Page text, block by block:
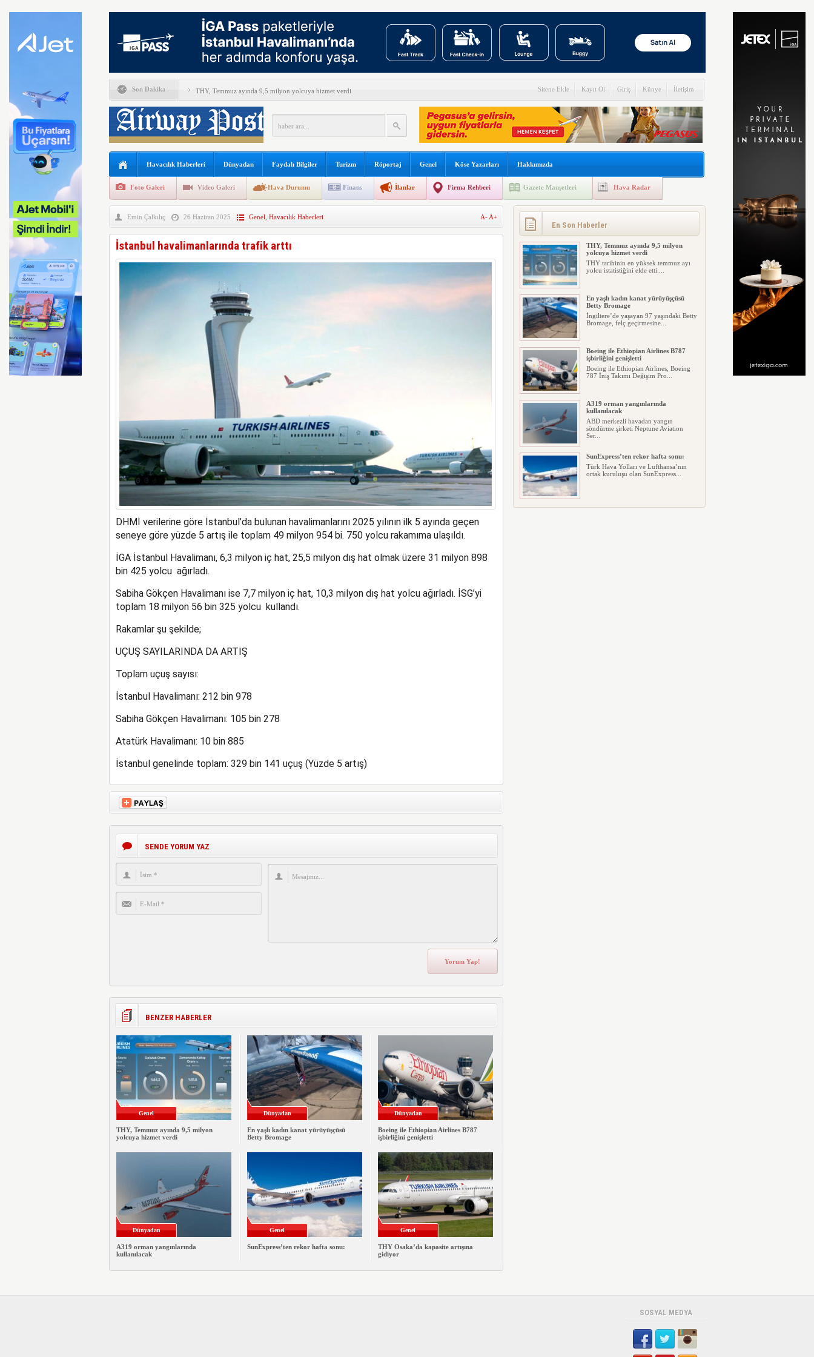
Son Dakika THY, Temmuz ayında 9,5 milyon yolcuya hizmet verdi
En yaşlı kadın kanat yürüyüşçüsü Betty Bromage
Boeing ile Ethiopian Airlines B787 işbirliğini genişletti
A319 orman yangınlarında kullanılacak
SunExpress’ten rekor hafta sonu:
Lufthansa bazı B777X uçaklarını teslim almayacağını açıkladı
İsveç’te drone hayat kurtardı
Ryanair kış sezonunda Fas’ta rekor kapasite artıracak
Sitene Ekle Kayıt Ol Giriş Künye İletişim
Havacılık Haberleri Dünyadan Faydalı Bilgiler Turizm Röportaj Genel Köse Yazarları Hakkımızda
Foto Galeri Video Galeri Hava Durumu Finans İlanlar Firma Rehberi Gazete Manşetleri Hava Radar
Emin Çalkılıç 26 Haziran 2025 Genel Havacılık Haberleri A- A+
İstanbul havalimanlarında trafik arttı
DHMİ verilerine göre İstanbul’da bulunan havalimanlarını 2025 yılının ilk 5 ayında geçen
seneye göre yüzde 5 artış ile toplam 49 milyon 954 bi. 750 yolcu rakamıma ulaşıldı.
İGA İstanbul Havalimanı, 6,3 milyon iç hat, 25,5 milyon dış hat olmak üzere 31 milyon 898
bin 425 yolcu ağırladı.
Sabiha Gökçen Havalimanı ise 7,7 milyon iç hat, 10,3 milyon dış hat yolcu ağırladı. İSG’yi
toplam 18 milyon 56 bin 325 yolcu kullandı.
Rakamlar şu şekilde;
UÇUŞ SAYILARINDA DA ARTIŞ
Toplam uçuş sayısı:
İstanbul Havalimanı: 212 bin 978
Sabiha Gökçen Havalimanı: 105 bin 278
Atatürk Havalimanı: 10 bin 885
İstanbul genelinde toplam: 329 bin 141 uçuş (Yüzde 5 artış)
SENDE YORUM YAZ
BENZER HABERLER
Genel
THY, Temmuz ayında 9,5 milyon
yolcuya hizmet verdi
Dünyadan
En yaşlı kadın kanat yürüyüşçüsü
Betty Bromage
Dünyadan
Boeing ile Ethiopian Airlines B787
işbirliğini genişletti
Dünyadan
A319 orman yangınlarında
kullanılacak
Genel
SunExpress’ten rekor hafta sonu:
Genel
THY Osaka’da kapasite artışına
gidiyor
En Son Haberler
THY, Temmuz ayında 9,5 milyon
yolcuya hizmet verdi
THY tarihinin en yüksek temmuz ayı
yolcu istatistiğini elde etti....
En yaşlı kadın kanat yürüyüşçüsü
Betty Bromage
İngiltere’de yaşayan 97 yaşındaki Betty
Bromage, felç geçirmesine...
Boeing ile Ethiopian Airlines B787
işbirliğini genişletti
Boeing ile Ethiopian Airlines, Boeing
787 İniş Takımı Değişim Pro...
A319 orman yangınlarında
kullanılacak
ABD merkezli havadan yangın
söndürme şirketi Neptune Aviation
Ser...
SunExpress’ten rekor hafta sonu:
Türk Hava Yolları ve Lufthansa’nın
ortak kuruluşu olan SunExpress...
THY Osaka’da kapasite artışına
SOSYAL MEDYA